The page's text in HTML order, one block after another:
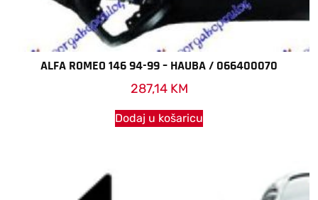
ALFA ROMEO 146 94-99 – HAUBA / 066400070
287,14 KM
Dodaj u košaricu